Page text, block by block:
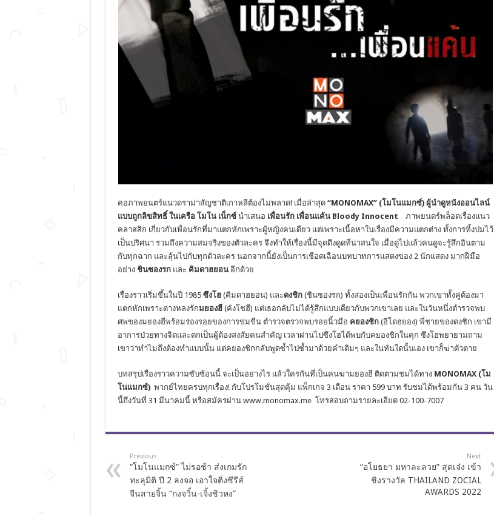
คอภาพยนตร์แนวดราม่าสัญชาติเกาหลีต้องไม่พลาด! เมื่อล่าสุด “MONOMAX” (โมโนแมกซ์) ผู้นำดูหนังออนไลน์
แบบถูกลิขสิทธิ์ ในเครือ โมโน เน็กซ์นำเสนอ เพื่อนรัก เพื่อนแค้น Bloody Innocent ภาพยนตร์พล็อตเรื่องแนว
คลาสสิก เกี่ยวกับเพื่อนรักที่มาแตกหักเพราะผู้หญิงคนเดียว แต่เพราะเนื้อหาในเรื่องมีความแตกต่าง ทั้งการทิ้งปมไว้
เป็นปริศนา รวมถึงความสมจริงของตัวละคร จึงทำให้เรื่องนี้มีจุดดึงดูดที่น่าสนใจ เมื่อดูไปแล้วคนดูจะรู้สึกอินตาม
กับทุกฉาก และลุ้นไปกับทุกตัวละคร นอกจากนี้ยังเป็นการเชือดเฉือนบทบาทการแสดงของ 2 นักแสดง มากฝีมือ
อย่าง ชินซองรกและ คิมดาฮยอนอีกด้วย
เรื่องราวเริ่มขึ้นในปี 1985 ซึงโฮ(คิมดาฮยอน) และดงชิก(ชินซองรก) ทั้งสองเป็นเพื่อนรักกัน พวกเขาทั้งคู่ต้องมา
แตกหักเพราะต่างหลงรักมยองฮี (คังโชฮี) แต่เธอกลับไม่ได้รู้สึกแบบเดียวกับพวกเขาเลย และในวันหนึ่งตำรวจพบ
ศพของมยองฮีพร้อมร่องรอยของการข่มขืน ตำรวจตรวจพบรอยนิ้วมือ คยองชิก(อีโดฮยอง) พี่ชายของดงชิก เขามี
อาการป่วยทางจิตและตกเป็นผู้ต้องสงสัยคนสำคัญ เวลาผ่านไปซึงโฮได้พบกับคยองชิกในคุก ซึงโฮพยายามถาม
เขาว่าทำไมถึงต้องทำแบบนั้น แต่คยองชิกกลับพูดซ้ำไปซ้ำมาด้วยคำเดิมๆ และในทันใดนั้นเอง เขาก็ฆ่าตัวตาย
บทสรุปเรื่องราวความซับซ้อนนี้ จะเป็นอย่างไร แล้วใครกันที่เป็นคนฆ่ามยองฮี ติดตามชมได้ทาง MONOMAX (โม
โนแมกซ์) พากย์ไทยครบทุกเรื่อง! กับโปรโมชั่นสุดคุ้ม แพ็กเกจ 3 เดือน ราคา 599 บาท รับชมได้พร้อมกัน 3 คน วัน
นี้ถึงวันที่ 31 มีนาคมนี้ หรือสมัครผ่าน www.monomax.me โทรสอบถามรายละเอียด 02-100-7007
Previous
“โมโนแมกซ์” ไม่รอช้า ส่งเกมรัก
ทะลุมิติ ปี 2 ลงจอ เอาใจติ่งซีรีส์
จีนสายจิ้น “กงจวิ้น-เจิ้งชิวหง”
Next
“อโยธยา มหาละลวย” สุดเจ๋ง เข้า
ชิงรางวัล THAILAND ZOCIAL
AWARDS 2022